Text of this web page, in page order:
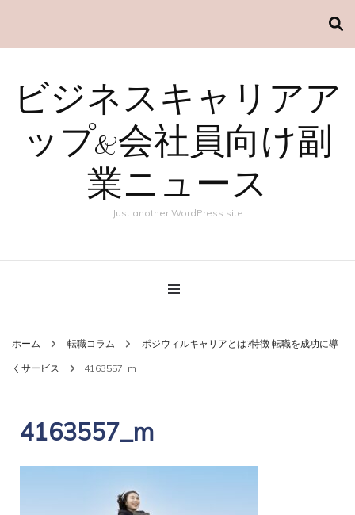
ビジネスキャリアア
ップ&会社員向け副
業ニュース
Just another WordPress site
ホーム 転職コラム ポジウィルキャリアとは?特徴 転職を成功に導
くサービス 4163557_m
4163557_m